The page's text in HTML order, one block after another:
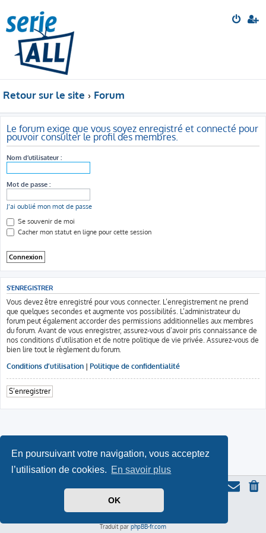
En poursuivant votre navigation, vous acceptez
l’utilisation de cookies. En savoir plus
OK
Retour sur le site Forum
Le forum exige que vous soyez enregistré et connecté pour
pouvoir consulter le profil des membres.
Nom d’utilisateur :
Mot de passe :
J’ai oublié mon mot de passe
Se souvenir de moi
Cacher mon statut en ligne pour cette session
S’ENREGISTRER
Vous devez être enregistré pour vous connecter. L’enregistrement ne prend
que quelques secondes et augmente vos possibilités. L’administrateur du
forum peut également accorder des permissions additionnelles aux membres
du forum. Avant de vous enregistrer, assurez-vous d’avoir pris connaissance de
nos conditions d’utilisation et de notre politique de vie privée. Assurez-vous de
bien lire tout le règlement du forum.
Conditions d’utilisation | Politique de confidentialité
S’enregistrer
Thème du forum serieallbasé sur ProLight Style par
Icone du panda parTriton, modifié par Serieall.
Traduit par phpBB-fr.com